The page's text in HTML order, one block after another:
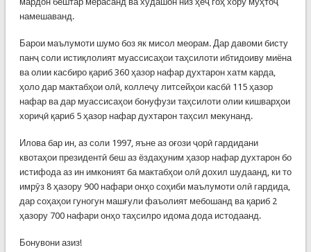
намешаванд.
Барои маълумоти шумо боз як мисол меорам. Дар давоми бисту
панҷ соли истиқлолият муассисаҳои таҳсилоти ибтидоиву миёна
ва олии касбиро қариб 360 ҳазор нафар духтарон хатм карда,
ҳоло дар мактабҳои олӣ, коллеҷу литсейҳои касбӣ 115 ҳазор
нафар ва дар муассисаҳои бонуфузи таҳсилоти олии кишварҳои
хориҷӣ қариб 5 ҳазор нафар духтарон таҳсил мекунанд.
Илова бар ин, аз соли 1997, яъне аз оғози ҷорӣ гардидани
квотаҳои президентӣ беш аз ёздаҳуним ҳазор нафар духтарон бо
истифода аз ин имконият ба мактабҳои олӣ дохил шудаанд, ки то
имрӯз 8 ҳазору 900 нафари онҳо соҳиби маълумоти олӣ гардида,
дар соҳаҳои гуногун машғули фаъолият мебошанд ва қариб 2
ҳазору 700 нафари онҳо таҳсилро идома дода истодаанд.
Бонувони азиз!